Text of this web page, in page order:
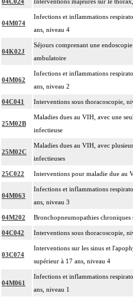
04M074
Infections et inflammations
ans, niveau 4
04K02J
Séjours comprenant une
ambulatoire
04M062
Infections et inflammations
ans, niveau 2
04C041 Interventions sous thoracoscopie,
25M02B
Maladies dues au VIH, avec une
infectieuse
25M02C
Maladies dues au VIH, avec
infectieuses
25C022 Interventions pour maladie due au
04M063
Infections et inflammations
ans, niveau 3
04M202 Bronchopneumopathies chroniques
04C042 Interventions sous thoracoscopie,
03C074
Interventions sur les sinus et
supérieur à 17 ans, niveau 4
04M061
Infections et inflammations
ans, niveau 1